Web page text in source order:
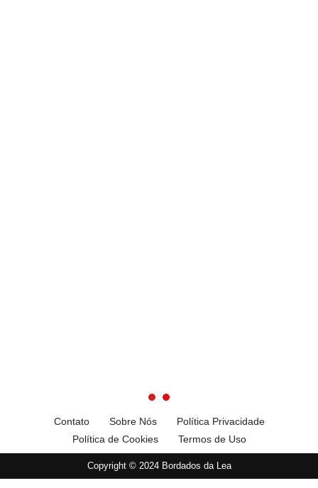
Contato Sobre Nós
Política Privacidade
Política de Cookies
Termos de Uso
Copyright © 2024 Bordados da Lea